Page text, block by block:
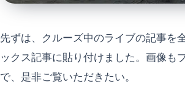
先ずは、クルーズ中のライブの記事を
ックス記事に貼り付けました。画像も
で、是非ご覧いただきたい。